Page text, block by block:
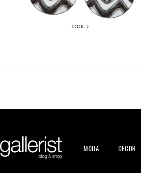
MODA DECOR